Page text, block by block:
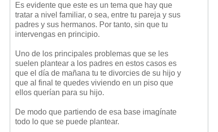
Es evidente que este es un tema que hay que
tratar a nivel familiar, o sea, entre tu pareja y sus
padres y sus hermanos. Por tanto, sin que tu
intervengas en principio.
Uno de los principales problemas que se les
suelen plantear a los padres en estos casos es
que el día de mañana tu te divorcies de su hijo y
que al final te quedes viviendo en un piso que
ellos querían para su hijo.
De modo que partiendo de esa base imagínate
todo lo que se puede plantear.